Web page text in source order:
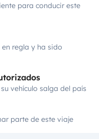
para conducir este
regla y ha sido
vehículo salga del país
parte de este viaje